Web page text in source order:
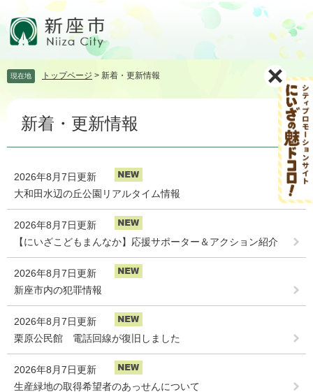
頭飛 現在地 トップページ > 新着・更新情報
本
新着・更新情報
2026年8月7日更新
大和田水辺の丘公園リアルタイム情報
2026年8月7日更新
【にいざこどもまんなか】応援サポーター＆アクション紹介
2026年8月7日更新
新座市内の犯罪情報
2026年8月7日更新
栗原公民館 電話回線が復旧しました
2026年8月7日更新
生産緑地の取得希望者のあっせんについて